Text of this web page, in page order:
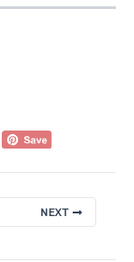
NEXT